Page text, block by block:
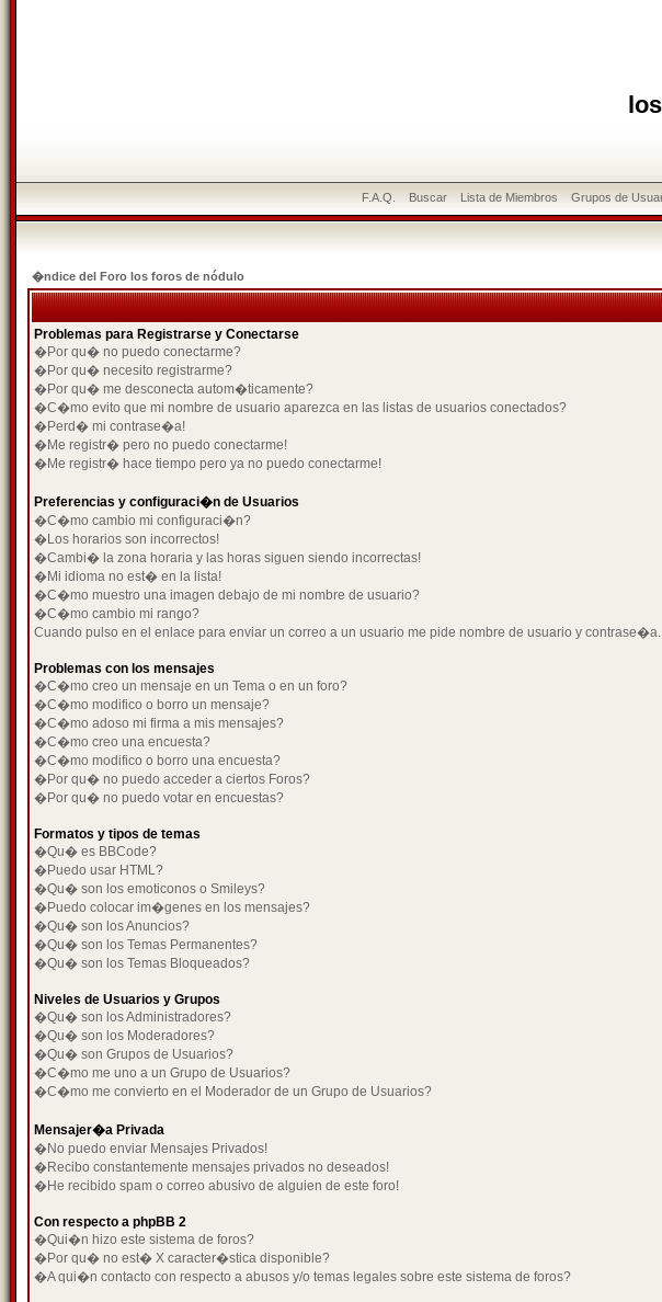
F.A.Q. Buscar Lista de Miembros Grupos de
�ndice del Foro los foros de nódulo
Problemas para Registrarse y Conectarse
�Por qu� no puedo conectarme?
�Por qu� necesito registrarme?
�Por qu� me desconecta autom�ticamente?
�C�mo evito que mi nombre de usuario aparezca en las listas de usuarios conectados?
�Perd� mi contrase�a!
�Me registr� pero no puedo conectarme!
�Me registr� hace tiempo pero ya no puedo conectarme!
Preferencias y configuraci�n de Usuarios
�C�mo cambio mi configuraci�n?
�Los horarios son incorrectos!
�Cambi� la zona horaria y las horas siguen siendo incorrectas!
�Mi idioma no est� en la lista!
�C�mo muestro una imagen debajo de mi nombre de usuario?
�C�mo cambio mi rango?
Cuando pulso en el enlace para enviar un correo a un usuario me pide nombre de usuario y contrase�a.
Problemas con los mensajes
�C�mo creo un mensaje en un Tema o en un foro?
�C�mo modifico o borro un mensaje?
�C�mo adoso mi firma a mis mensajes?
�C�mo creo una encuesta?
�C�mo modifico o borro una encuesta?
�Por qu� no puedo acceder a ciertos Foros?
�Por qu� no puedo votar en encuestas?
Formatos y tipos de temas
�Qu� es BBCode?
�Puedo usar HTML?
�Qu� son los emoticonos o Smileys?
�Puedo colocar im�genes en los mensajes?
�Qu� son los Anuncios?
�Qu� son los Temas Permanentes?
�Qu� son los Temas Bloqueados?
Niveles de Usuarios y Grupos
�Qu� son los Administradores?
�Qu� son los Moderadores?
�Qu� son Grupos de Usuarios?
�C�mo me uno a un Grupo de Usuarios?
�C�mo me convierto en el Moderador de un Grupo de Usuarios?
Mensajer�a Privada
�No puedo enviar Mensajes Privados!
�Recibo constantemente mensajes privados no deseados!
�He recibido spam o correo abusivo de alguien de este foro!
Con respecto a phpBB 2
�Qui�n hizo este sistema de foros?
�Por qu� no est� X caracter�stica disponible?
�A qui�n contacto con respecto a abusos y/o temas legales sobre este sistema de foros?